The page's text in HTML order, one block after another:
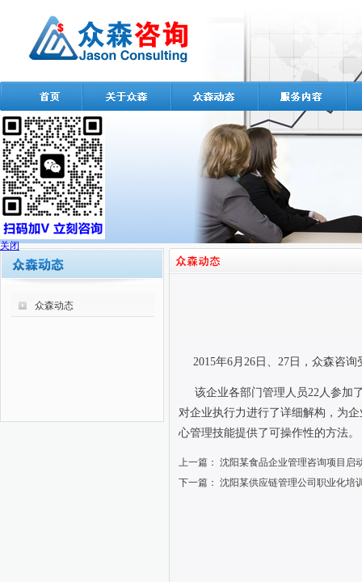
众森动态
2015年6月 26日、 27日，众森咨询
该企业各部门管理人员22 人参加
对企业执行力进行了详细解构，为
心管理技能提供了可操作性的方法。
上一篇： 沈阳某食品企业管理咨询项目启
下一篇： 沈阳某供应链管理公司职业化培
关闭